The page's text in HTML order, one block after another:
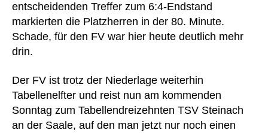
entscheidenden Treffer zum 6:4-Endstand
markierten die Platzherren in der 80. Minute.
Schade, für den FV war hier heute deutlich mehr
drin.
Der FV ist trotz der Niederlage weiterhin
Tabellenelfter und reist nun am kommenden
Sonntag zum Tabellendreizehnten TSV Steinach
an der Saale, auf den man jetzt nur noch einen